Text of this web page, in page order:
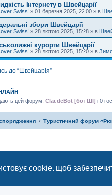
cookie, щоб
Інтернету в Швейцарії
Swiss! » 01 березня 2025, 22:00 » в
збори Швейцарії
Swiss! » 28 лютого 2025, 15:28 » в
курорти Швейцарії
Swiss! » 28 лютого 2025, 15:20 » в
до “Швейцарія”
цей форум: ClaudeBot [бот ШІ] і 0
Туристичний форум